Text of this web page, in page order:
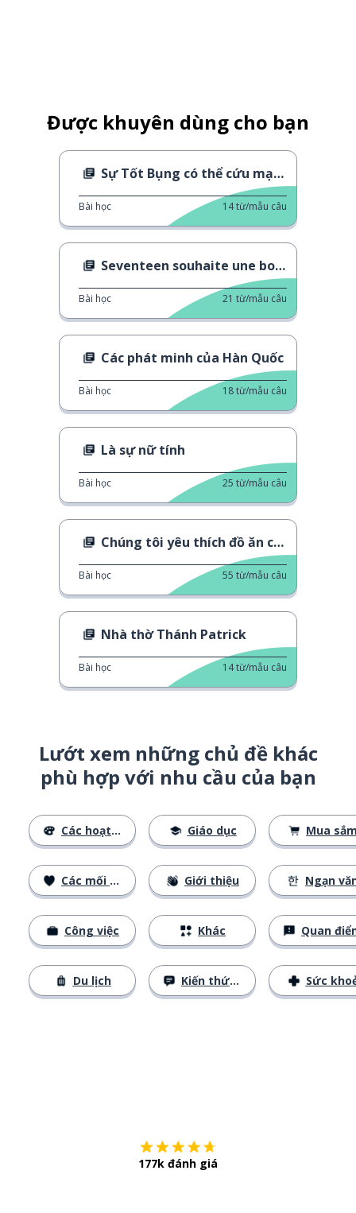
Được khuyên dùng cho bạn
Sự Tốt Bụng có thể cứu mạng sống
Bài học 14từ/mẫu câu
Seventeen souhaite une bonne année !
Bài học 21 từ/mẫu câu
Các phát minh của Hàn Quốc
Bài học 18từ/mẫu câu
Là sự nữ tính
Bài học 25 từ/mẫu câu
Chúng tôi yêu thích đồ ăn cay
Bài học 55 từ/mẫu câu
Nhà thờ Thánh Patrick
Bài học 14từ/mẫu câu
Lướt xem những chủ đề khác
phù hợp với nhu cầu của bạn
Các hoạt động
Các mối quan hệ
Công việc
Du lịch
Giáo dục
Giới thiệu
Khác
Kiến thức cơ bản
Mua
Ngạn
Quan
Sức
177k đánh giá